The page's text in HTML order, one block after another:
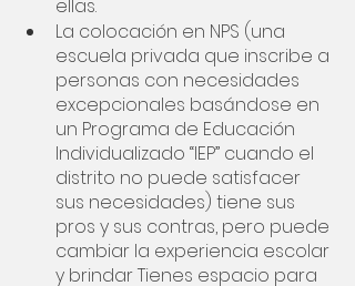
ellas.
La colocación en NPS (una
escuela privada que inscribe a
personas con necesidades
excepcionales basándose en
un Programa de Educación
Individualizado “IEP” cuando el
distrito no puede satisfacer
sus necesidades) tiene sus
pros y sus contras, pero puede
cambiar la experiencia escolar
y brindar Tienes espacio para